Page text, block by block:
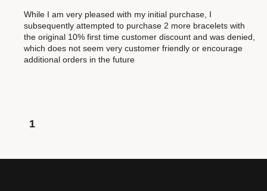
While I am very pleased with my initial purchase, I
subsequently attempted to purchase 2 more bracelets with
the original 10% first time customer discount and was denied,
which does not seem very customer friendly or encourage
additional orders in the future
1